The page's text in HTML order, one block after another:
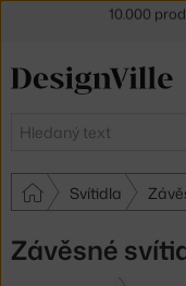
Hledat
Svítidla
Závěsné